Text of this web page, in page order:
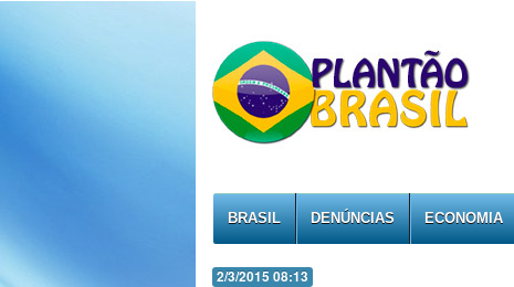
BRASIL DENÚNCIAS ECONOMIA
2/3/2015 08:13